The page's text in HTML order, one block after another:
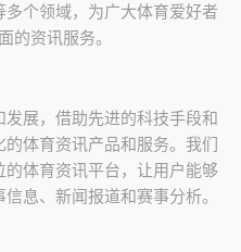
个领域，为广大体育爱好者
的资讯服务。
展，借助先进的科技手段和
体育资讯产品和服务。我们
体育资讯平台，让用户能够
息、新闻报道和赛事分析。